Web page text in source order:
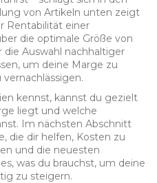
von Artikeln unten zeigt
Rentabilität einer
die optimale Größe von
die Auswahl nachhaltiger
um deine Marge zu
kennst, kannst du gezielt
liegt und welche
Im nächsten Abschnitt
die dir helfen, Kosten zu
und die neuesten
was du brauchst, um deine
zu steigern.